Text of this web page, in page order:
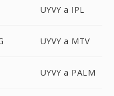
UYVY a IPL
UYVY a MTV
UYVY a PALM